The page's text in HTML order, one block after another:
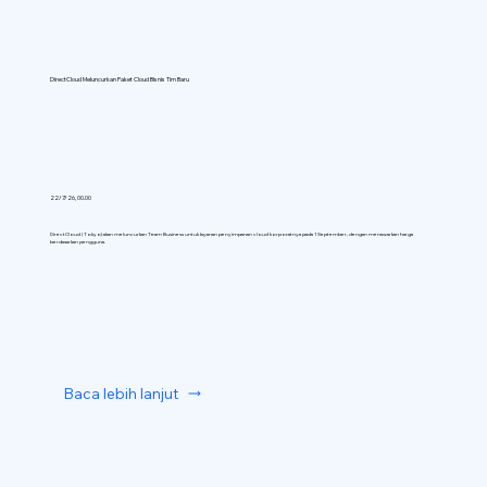
DirectCloud Meluncurkan Paket Cloud Bisnis Tim Baru
22/7/26, 00.00
DirectCloud (Tokyo) akan meluncurkan Team Business untuk layanan penyimpanan cloud korporatnya pada 1 September, dengan menawarkan harga
berdasarkan pengguna.
Baca lebih lanjut